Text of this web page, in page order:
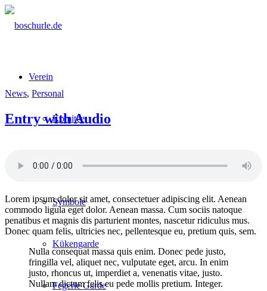
Verein
Komitee
Prinzenpaar
Symbole
Kükengarde
Fegerle Garde
News, Personal
Entry with Audio
Lorem ipsum dolor sit amet, consectetuer adipiscing elit. Aenean
commodo ligula eget dolor. Aenean massa. Cum sociis natoque
penatibus et magnis dis parturient montes, nascetur ridiculus mus.
Donec quam felis, ultricies nec, pellentesque eu, pretium quis, sem.
Nulla consequat massa quis enim. Donec pede justo,
fringilla vel, aliquet nec, vulputate eget, arcu. In enim
justo, rhoncus ut, imperdiet a, venenatis vitae, justo.
Nullam dictum felis eu pede mollis pretium. Integer.